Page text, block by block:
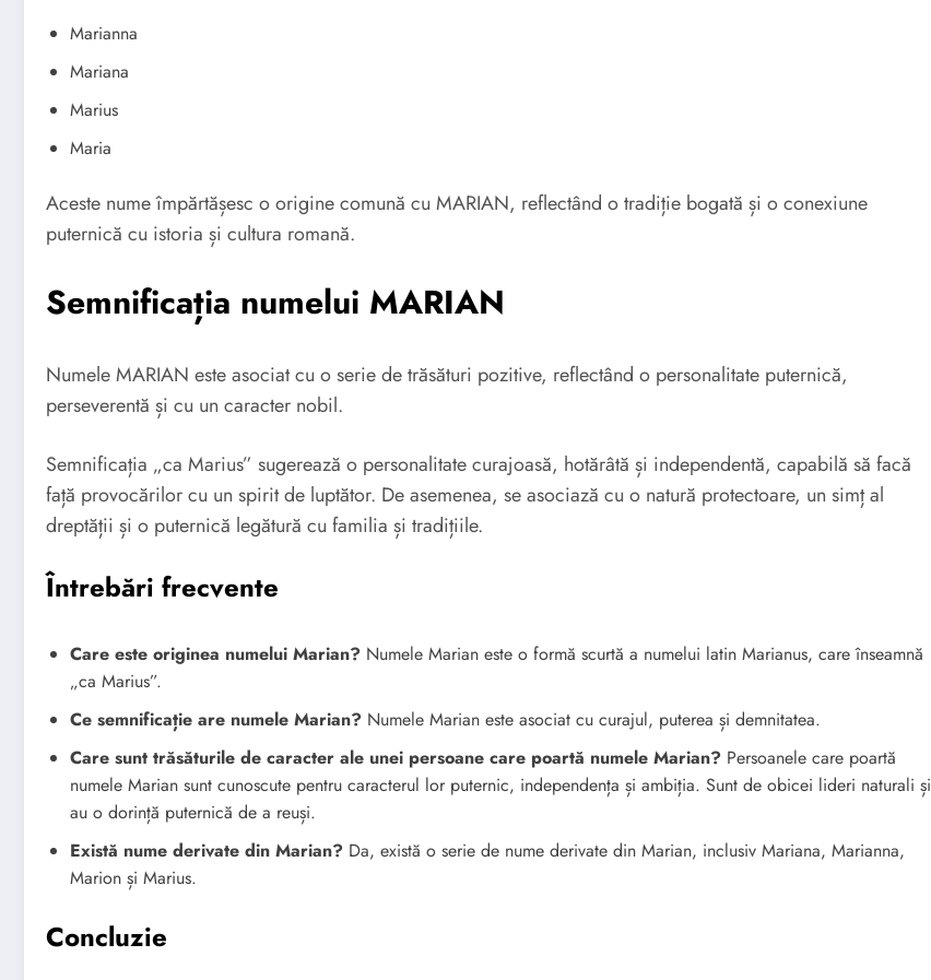
Marianna
Mariana
Marius
Maria
Aceste nume împărtășesc o origine comună cu MARIAN, reflectând o tradiție bogată și o conexiune
puternică cu istoria și cultura romană.
Semnificația numelui MARIAN
Numele MARIAN este asociat cu o serie de trăsături pozitive, reflectând o personalitate puternică,
perseverentă și cu un caracter nobil.
Semnificația „ca Marius” sugerează o personalitate curajoasă, hotărâtă și independentă, capabilă să facă
față provocărilor cu un spirit de luptător. De asemenea, se asociază cu o natură protectoare, un simț al
dreptății și o puternică legătură cu familia și tradițiile.
Întrebări frecvente
Care este originea numelui Marian? Numele Marian este o formă scurtă a numelui latin Marianus, care înseamnă
„ca Marius”.
Ce semnificație are numele Marian? Numele Marian este asociat cu curajul, puterea și demnitatea.
Care sunt trăsăturile de caracter ale unei persoane care poartă numele Marian? Persoanele care poartă
numele Marian sunt cunoscute pentru caracterul lor puternic, independența și ambiția. Sunt de obicei lideri naturali și
au o dorință puternică de a reuși.
Există nume derivate din Marian? Da, există o serie de nume derivate din Marian, inclusiv Mariana, Marianna,
Marion și Marius.
Concluzie